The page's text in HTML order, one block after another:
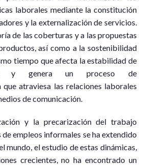
laborales mediante la constitución
y la externalización de servicios.
de las coberturas y a las propuestas
así como a la sostenibilidad
tiempo que afecta la estabilidad de
y genera un proceso de
atraviesa las relaciones laborales
de comunicación.
y la precarización del trabajo
empleos informales se ha extendido
mundo, el estudio de estas dinámicas,
crecientes, no ha encontrado un